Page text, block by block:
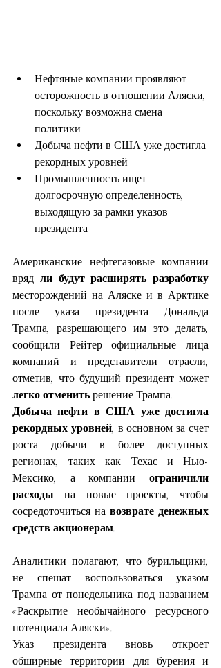
Нефтяные компании проявляют
осторожность в отношении Аляски,
поскольку возможна смена
политики
Добыча нефти в США уже достигла
рекордных уровней
Промышленность ищет
долгосрочную определенность,
выходящую за рамки указов
президента
Американские нефтегазовые компании
вряд ли будут расширять разработку
месторождений на Аляске и в Арктике
после указа президента Дональда
Трампа, разрешающего им это делать,
сообщили Рейтер официальные лица
компаний и представители отрасли,
легко отменить решение Трампа.
Добыча нефти в США уже достигла
рекордных уровней, в основном за счет
роста добычи в более доступных
регионах, таких как Техас и Нью-
Мексико, а компании ограничили
расходы на новые проекты, чтобы
сосредоточиться на возврате денежных
средств акционерам.
Аналитики полагают, что бурильщики,
не спешат воспользоваться указом
Трампа от понедельника под названием
«Раскрытие необычайного ресурсного
потенциала Аляски».
Указ президента вновь откроет
обширные территории для бурения и